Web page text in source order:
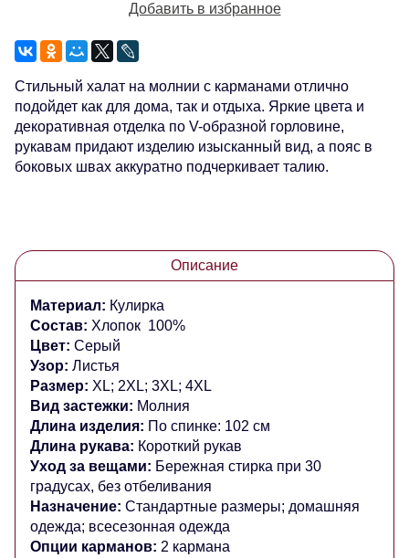
Добавить в избранное
Стильный халат на молнии с карманами отлично
подойдет как для дома, так и отдыха. Яркие цвета и
декоративная отделка по V-образной горловине,
рукавам придают изделию изысканный вид, а пояс в
боковых швах аккуратно подчеркивает талию.
Описание
Материал: Кулирка
Состав: Хлопок 100%
Цвет: Серый
Узор: Листья
Размер: XL; 2XL; 3XL; 4XL
Вид застежки: Молния
Длина изделия: По спинке: 102 см
Длина рукава: Короткий рукав
Уход за вещами: Бережная стирка при 30
градусах, без отбеливания
Назначение: Стандартные размеры; домашняя
одежда; всесезонная одежда
Опции карманов: 2 кармана